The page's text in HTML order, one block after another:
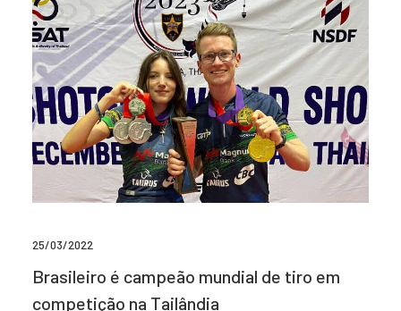
25/03/2022
Brasileiro é campeão mundial de tiro em
competição na Tailândia